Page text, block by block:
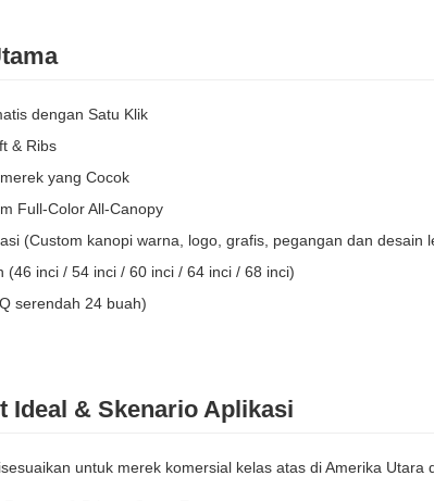
dengan Satu Klik
& Ribs
yang Cocok
Full-Color All-Canopy
(Custom kanopi warna, logo, grafis, pegangan dan desain
(46 inci / 54 inci / 60 inci / 64 inci / 68 inci)
serendah 24 buah)
Ideal & Skenario Aplikasi
untuk merek komersial kelas atas di Amerika Utara